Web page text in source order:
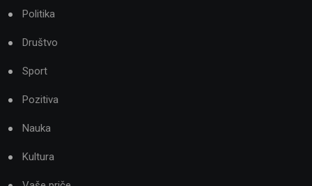
Politika
Društvo
Sport
Pozitiva
Nauka
Kultura